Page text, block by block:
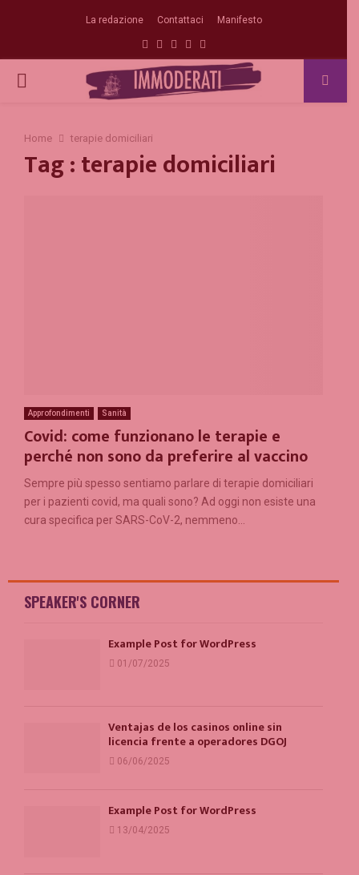
La redazione Contattaci Manifesto
Facebook
TwitterInstagram
Linkedin
Email
PRIMARY
Home terapie domiciliari
Tag : terapie domiciliari
Approfondimenti Sanità
Covid: come funzionano le terapie e
perché non sono da preferire al vaccino
Sempre più spesso sentiamo parlare di terapie domiciliari
per i pazienti covid, ma quali sono? Ad oggi non esiste una
cura specifica per SARS-CoV-2, nemmeno...
SPEAKER'S CORNER
Example Post for WordPress
01/07/2025
Ventajas de los casinos online sin
licencia frente a operadores DGOJ
06/06/2025
Example Post for WordPress
13/04/2025